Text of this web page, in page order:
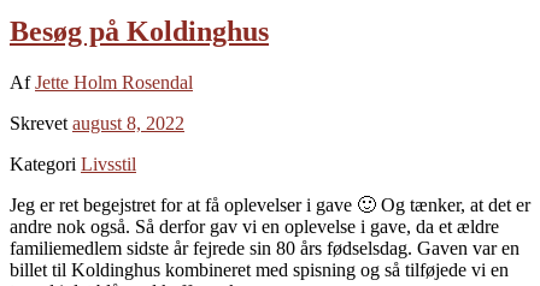
Besøg på Koldinghus
AfJette Holm Rosendal
Skrevet august 8, 2022
Kategori Livsstil
Jeg er ret begejstret for at få oplevelser i gave 🙂 Og tænker, at det er
andre nok også. Så derfor gav vi en oplevelse i gave, da et ældre
familiemedlem sidste år fejrede sin 80 års fødselsdag. Gaven var en
billet til Koldinghus kombineret med spisning og så tilføjede vi en